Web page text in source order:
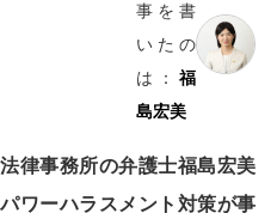
事を書
いたの
は：福
島宏美
律事務所の弁護士福島宏美
ワーハラスメント対策が事